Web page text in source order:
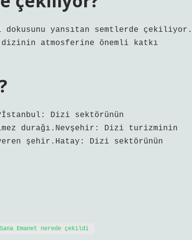
yansıtan semtlerde çekiliyor.
atmosferine önemli katkı
Dizi sektörünün
durağı.Nevşehir: Dizi turizminin
şehir.Hatay: Dizi sektörünün
Emanet nerede çekildi